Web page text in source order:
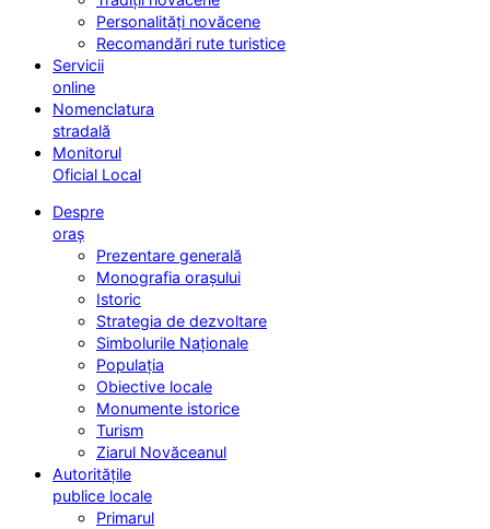
Personalități novăcene
Recomandări rute turistice
Servicii
online
Nomenclatura
stradală
Monitorul
Oficial Local
Despre
oraș
Prezentare generală
Monografia orașului
Istoric
Strategia de dezvoltare
Simbolurile Naționale
Populația
Obiective locale
Monumente istorice
Turism
Ziarul Novăceanul
Autoritățile
publice locale
Primarul